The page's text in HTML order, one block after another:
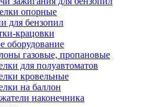
опорные
для бензопил
крацовки
оборудование
газовые, пропановые
для полуавтоматов
кровельные
на баллон
наконечника